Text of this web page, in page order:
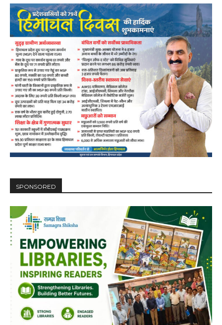
00:00
NURTURING CREATIVITY – KEEKLI CHARITABLE TRUST, SHIMLA
SPONSORED